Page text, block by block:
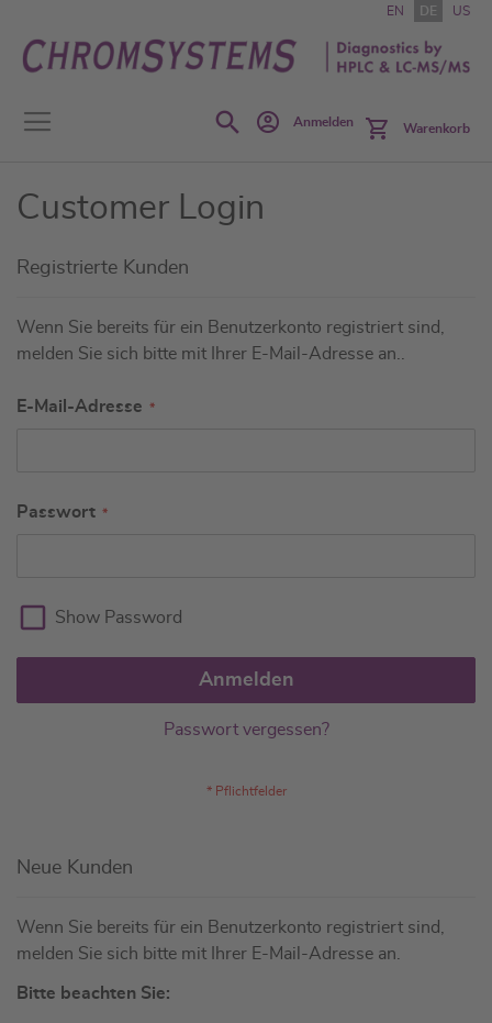
Inhalt
springen
EN DE US
SearchAnmelden Warenkorb
Customer Login
Registrierte Kunden
Wenn Sie bereits für ein Benutzerkonto registriert sind,
melden Sie sich bitte mit Ihrer E-Mail-Adresse an..
E-Mail-Adresse
Passwort
Show Password
Anmelden
Passwort vergessen?
Neue Kunden
Wenn Sie bereits für ein Benutzerkonto registriert sind,
melden Sie sich bitte mit Ihrer E-Mail-Adresse an.
Bitte beachten Sie: